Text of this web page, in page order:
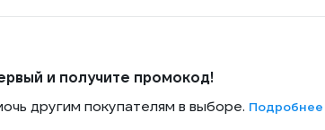
и получите промокод!
другим покупателям в выборе. Подробнее